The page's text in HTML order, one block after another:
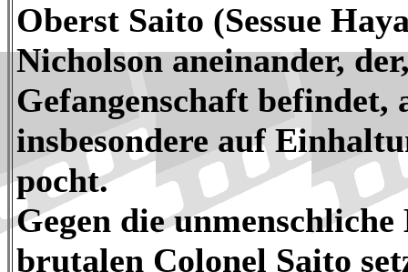
Oberst Saito (Sessue
Nicholson aneinander,
Gefangenschaft befindet,
insbesondere auf
pocht.
Gegen die
brutalen Colonel Saito